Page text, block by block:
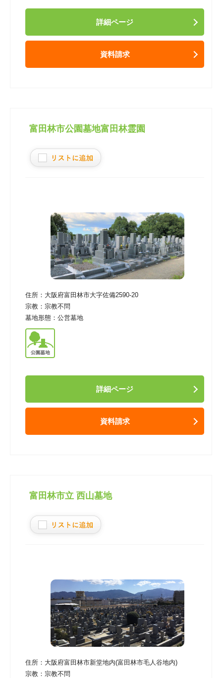
詳細ページ
資料請求
富田林市公園墓地富田林霊園
住所： 大阪府富田林市大字佐備2590-20
宗教： 宗教不問
墓地形態： 公営墓地
詳細ページ
資料請求
富田林市立 西山墓地
住所： 大阪府富田林市新堂地内(富田林市毛人谷地内)
宗教： 宗教不問